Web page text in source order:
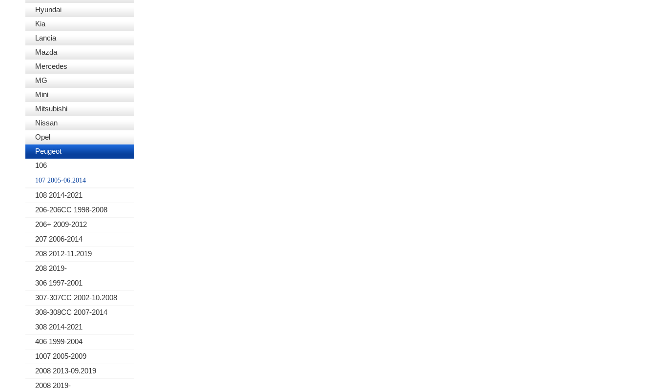
Hyundai
Kia
Lancia
Mazda
Mercedes
MG
Mini
Mitsubishi
Nissan
Opel
Peugeot
106
107 2005-06.2014
108 2014-2021
206-206CC 1998-2008
206+ 2009-2012
207 2006-2014
208 2012-11.2019
208 2019-
306 1997-2001
307-307CC 2002-10.2008
308-308CC 2007-2014
308 2014-2021
406 1999-2004
1007 2005-2009
2008 2013-09.2019
2008 2019-